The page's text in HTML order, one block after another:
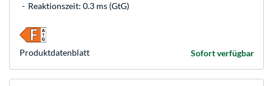
Reaktionszeit: 0.3 ms (GtG)
Sofort verfügbar
Produkt­datenblatt